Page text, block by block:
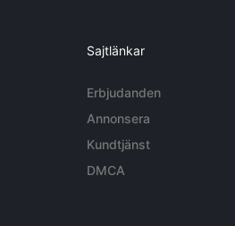
Sajtlänkar
Erbjudanden
Annonsera
Kundtjänst
DMCA